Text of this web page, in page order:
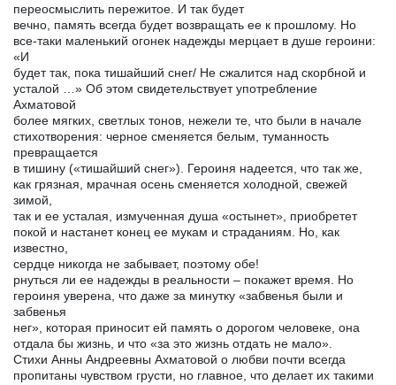
переосмыслить пережитое. И так будет
вечно, память всегда будет возвращать ее к прошлому. Но
все-таки маленький огонек надежды мерцает в душе героини:
«И
будет так, пока тишайший снег/ Не сжалится над скорбной и
усталой …» Об этом свидетельствует употребление
Ахматовой
более мягких, светлых тонов, нежели те, что были в начале
стихотворения: черное сменяется белым, туманность
превращается
в тишину («тишайший снег»). Героиня надеется, что так же,
как грязная, мрачная осень сменяется холодной, свежей
зимой,
так и ее усталая, измученная душа «остынет», приобретет
покой и настанет конец ее мукам и страданиям. Но, как
известно,
сердце никогда не забывает, поэтому обе!
рнуться ли ее надежды в реальности – покажет время. Но
героиня уверена, что даже за минутку «забвенья были и
забвенья
нег», которая приносит ей память о дорогом человеке, она
отдала бы жизнь, и что «за это жизнь отдать не мало».
Стихи Анны Андреевны Ахматовой о любви почти всегда
пропитаны чувством грусти, но главное, что делает их такими